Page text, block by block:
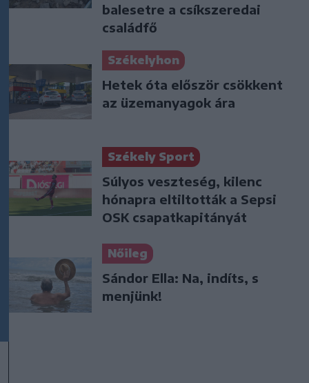
balesetre a csíkszeredai
családfő
Székelyhon
Hetek óta először csökkent
az üzemanyagok ára
Székely Sport
Súlyos veszteség, kilenc
hónapra eltiltották a Sepsi
OSK csapatkapitányát
Nőileg
Sándor Ella: Na, indíts, s
menjünk!